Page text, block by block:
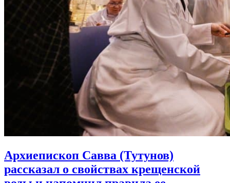
Архиепископ Савва (Тутунов)
рассказал о свойствах крещенской